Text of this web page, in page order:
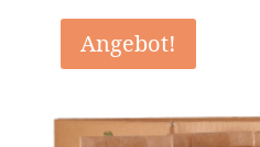
Angebot!